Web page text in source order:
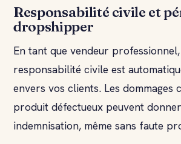
Responsabilité civile et
dropshipper
En tant que vendeur
responsabilité civile est
envers vos clients. Les dommages
produit défectueux peuvent
indemnisation, même sans faute